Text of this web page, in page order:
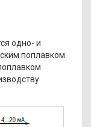
одно- и
поплавком